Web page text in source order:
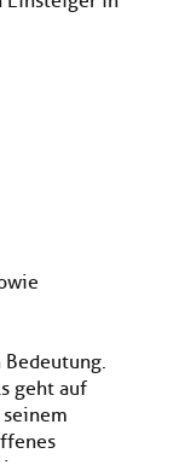
geht auf